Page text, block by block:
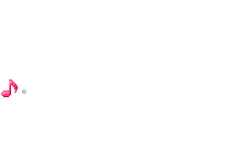
。